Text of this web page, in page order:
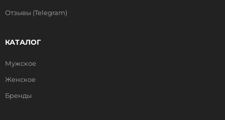
Отзывы (Telegram)
КАТАЛОГ
Мужское
Женское
Бренды